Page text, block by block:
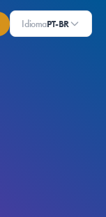
IdiomaPT-BR